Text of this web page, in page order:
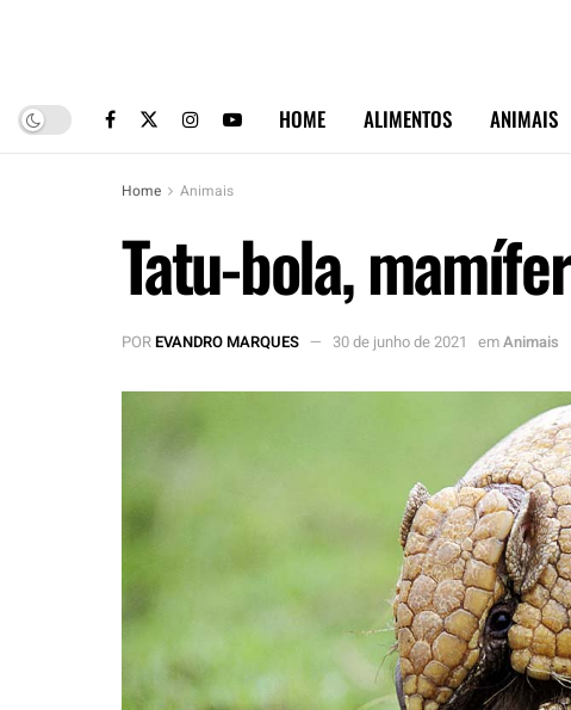
HOME ALIMENTOS ANIMAIS
Home Animais
Tatu-bola,
POREVANDRO MARQUES 30 de junho de 2021 emAnimais